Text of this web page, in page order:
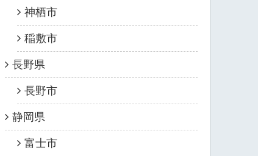
神栖市
稲敷市
長野県
長野市
静岡県
富士市